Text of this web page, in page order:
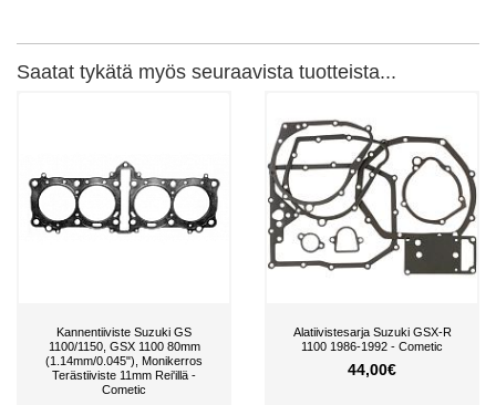
Saatat tykätä myös seuraavista tuotteista...
Kannentiiviste Suzuki GS
1100/1150, GSX 1100 80mm
(1.14mm/0.045"), Monikerros
Terästiiviste 11mm Rei'illä -
Cometic
Alatiivistesarja Suzuki GSX-R
1100 1986-1992 - Cometic
44,00€